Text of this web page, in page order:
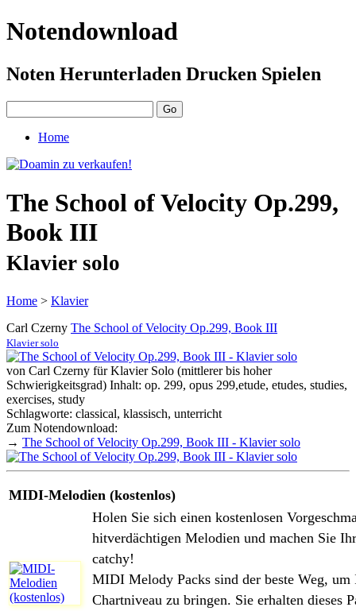
Notendownload
Noten Herunterladen Drucken Spielen
Home
The School of Velocity Op.299,
Book III
Klavier solo
Home > Klavier
Carl Czerny The School of Velocity Op.299, Book III
Klavier solo
von Carl Czerny für Klavier Solo (mittlerer bis hoher
Schwierigkeitsgrad) Inhalt: op. 299, opus 299,etude, etudes, studies,
exercises, study
Schlagworte: classical, klassisch, unterricht
Zum Notendownload:
→ The School of Velocity Op.299, Book III - Klavier solo
MIDI-Melodien (kostenlos)
Holen Sie sich einen kostenlosen
hitverdächtigen Melodien und machen Sie
catchy!
MIDI Melody Packs sind der beste Weg, um
Chartniveau zu bringen. Sie erhalten dieses